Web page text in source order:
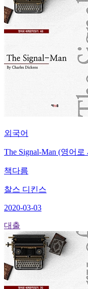
외국어
The Signal-Man (영어
책다름
찰스 디킨스
2020-03-03
대출